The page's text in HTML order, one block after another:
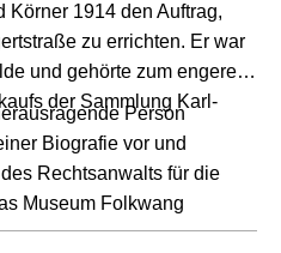
Körner 1914 den Auftrag,
zu errichten. Er war
und gehörte zum engeren
der Sammlung Karl-
Person
Biografie vor und
Rechtsanwalts für die
Museum Folkwang